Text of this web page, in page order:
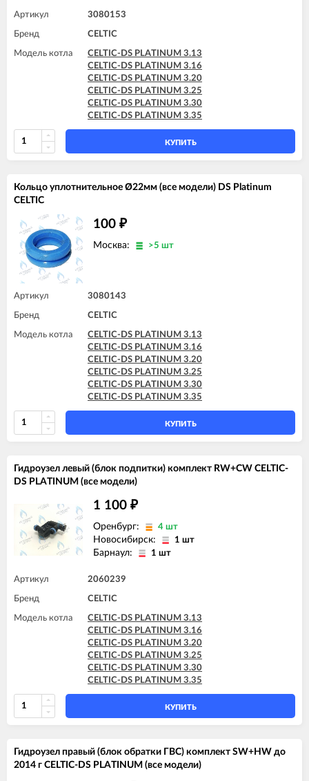
Артикул 3080153
Бренд CELTIC
Модель котла
CELTIC-DS PLATINUM 3.13
CELTIC-DS PLATINUM 3.16
CELTIC-DS PLATINUM 3.20
CELTIC-DS PLATINUM 3.25
CELTIC-DS PLATINUM 3.30
CELTIC-DS PLATINUM 3.35
КУПИТЬ
Кольцо уплотнительное Ø22мм (все модели) DS Platinum
CELTIC
100 ₽
Москва: >5 шт
Артикул 3080143
Бренд CELTIC
Модель котла
CELTIC-DS PLATINUM 3.13
CELTIC-DS PLATINUM 3.16
CELTIC-DS PLATINUM 3.20
CELTIC-DS PLATINUM 3.25
CELTIC-DS PLATINUM 3.30
CELTIC-DS PLATINUM 3.35
КУПИТЬ
Гидроузел левый (блок подпитки) комплект RW+CW CELTIC-
DS PLATINUM (все модели)
1 100 ₽
Оренбург: 4 шт
Новосибирск: 1 шт
Барнаул: 1 шт
Артикул 2060239
Бренд CELTIC
Модель котла
CELTIC-DS PLATINUM 3.13
CELTIC-DS PLATINUM 3.16
CELTIC-DS PLATINUM 3.20
CELTIC-DS PLATINUM 3.25
CELTIC-DS PLATINUM 3.30
CELTIC-DS PLATINUM 3.35
КУПИТЬ
Гидроузел правый (блок обратки ГВС) комплект SW+HW до
2014 г CELTIC-DS PLATINUM (все модели)